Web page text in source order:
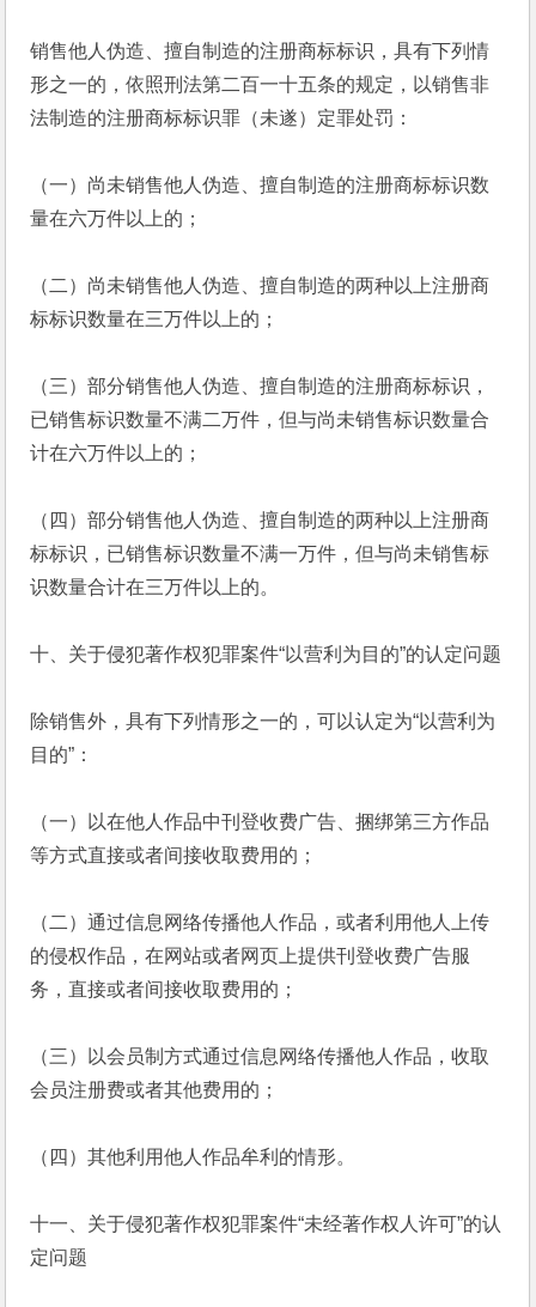
销售他人伪造、擅自制造的注册商标标识，具有下列情
形之一的，依照刑法第二百一十五条的规定，以销售非
法制造的注册商标标识罪（未遂）定罪处罚：
（一）尚未销售他人伪造、擅自制造的注册商标标识数
量在六万件以上的；
（二）尚未销售他人伪造、擅自制造的两种以上注册商
标标识数量在三万件以上的；
（三）部分销售他人伪造、擅自制造的注册商标标识，
已销售标识数量不满二万件，但与尚未销售标识数量合
计在六万件以上的；
（四）部分销售他人伪造、擅自制造的两种以上注册商
标标识，已销售标识数量不满一万件，但与尚未销售标
识数量合计在三万件以上的。
十、关于侵犯著作权犯罪案件“以营利为目的”的认定问题
除销售外，具有下列情形之一的，可以认定为“以营利为
目的”：
（一）以在他人作品中刊登收费广告、捆绑第三方作品
等方式直接或者间接收取费用的；
（二）通过信息网络传播他人作品，或者利用他人上传
的侵权作品，在网站或者网页上提供刊登收费广告服
务，直接或者间接收取费用的；
（三）以会员制方式通过信息网络传播他人作品，收取
会员注册费或者其他费用的；
（四）其他利用他人作品牟利的情形。
十一、关于侵犯著作权犯罪案件“未经著作权人许可”的认
定问题